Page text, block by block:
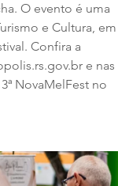
O evento é uma
e Cultura, em
Confira a
e nas
NovaMelFest no